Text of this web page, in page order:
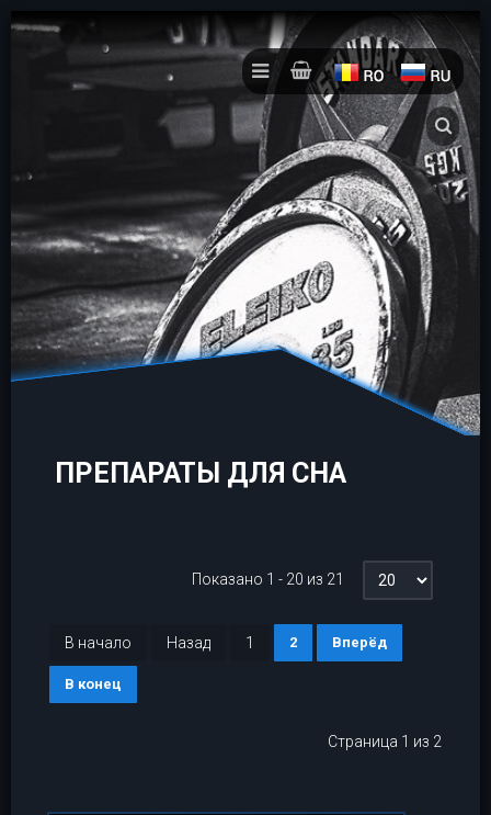
ПРЕПАРАТЫ ДЛЯ СНА
Показано 1 - 20 из 21
В начало Назад 1 2 Вперёд
В конец
Страница 1 из 2